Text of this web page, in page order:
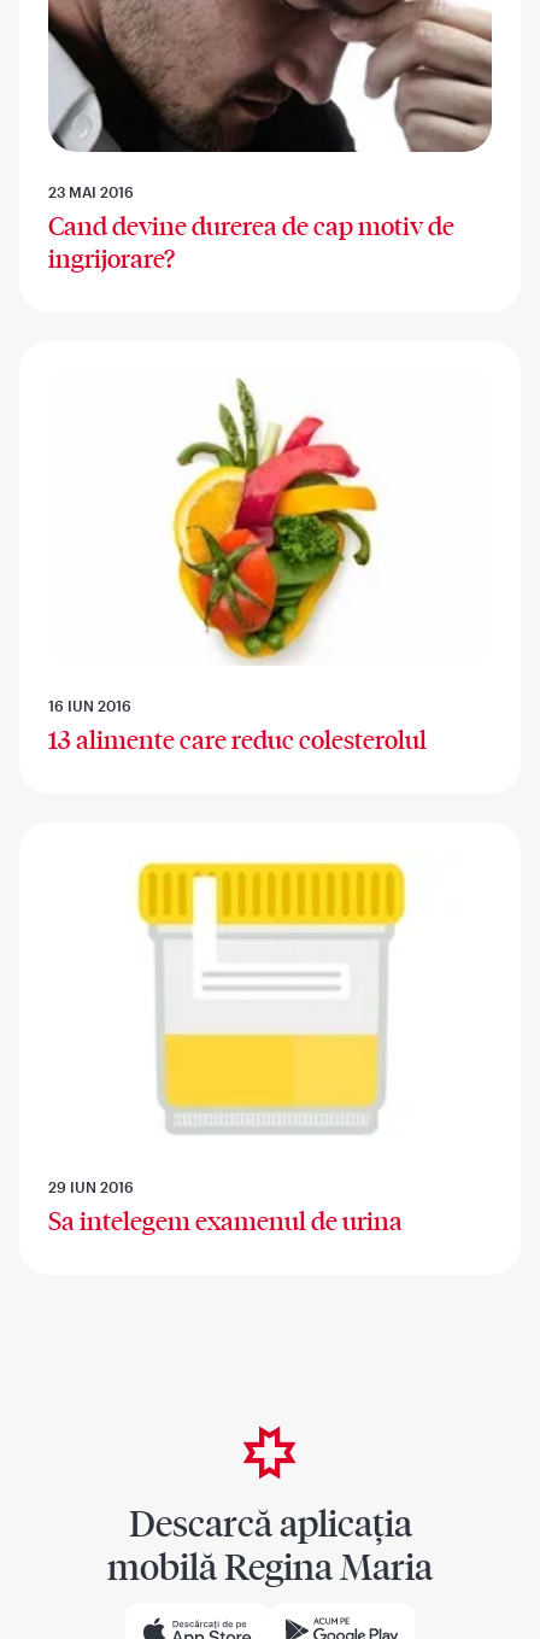
23 MAI 2016
Cand devine durerea de cap motiv de
ingrijorare?
16 IUN 2016
13 alimente care reduc colesterolul
29 IUN 2016
Sa intelegem examenul de urina
Descarcă aplicația
mobilă Regina Maria